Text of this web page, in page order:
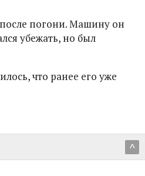
погони. Машину он
убежать, но был
что ранее его уже
^